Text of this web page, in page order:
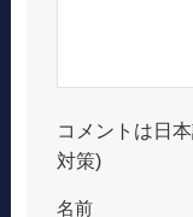
コメントは日
対策)
名前